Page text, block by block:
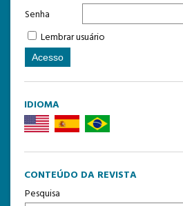
Senha
Lembrar usuário
IDIOMA
CONTEÚDO DA REVISTA
Pesquisa